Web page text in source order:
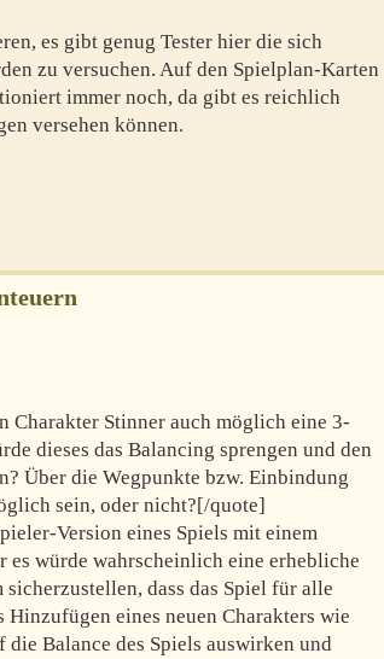
es gibt genug Tester hier die sich
zu versuchen. Auf den Spielplan-Karten
immer noch, da gibt es reichlich
versehen können.
Charakter Stinner auch möglich eine 3-
dieses das Balancing sprengen und den
Über die Wegpunkte bzw. Einbindung
sein, oder nicht?[/quote]
Version eines Spiels mit einem
es würde wahrscheinlich eine erhebliche
dass das Spiel für alle
eines neuen Charakters wie
Balance des Spiels auswirken und